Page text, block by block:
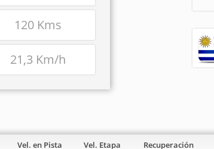
120 Kms
21,3 Km/h
Vel. en Pista Vel. Etapa Recuperación